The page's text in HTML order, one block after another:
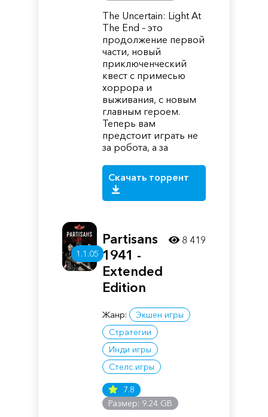
The Uncertain: Light At
The End – это
продолжение первой
части, новый
приключенческий
квест с примесью
хоррора и
выживания, с новым
главным героем.
Теперь вам
предстоит играть не
за робота, а за
Скачать торрент
1.1.05
Partisans
1941 -
Extended
Edition
Жанр:
Экшен игры
Стратегии
Инди игры
Стелс игры
7.8
Размер: 9.24 GB
8 419